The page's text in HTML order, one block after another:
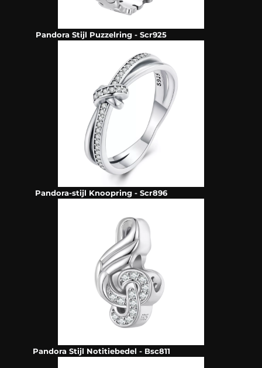
Pandora Stijl Puzzelring - Scr925
Pandora-stijl Knoopring - Scr896
Pandora Stijl Notitiebedel - Bsc811